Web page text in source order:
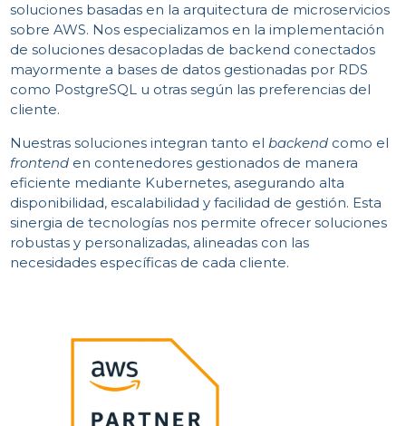
soluciones basadas en la arquitectura de microservicios
sobre AWS. Nos especializamos en la implementación
de soluciones desacopladas de backend conectados
mayormente a bases de datos gestionadas por RDS
como PostgreSQL u otras según las preferencias del
cliente.
Nuestras soluciones integran tanto elbackend como el
frontend en contenedores gestionados de manera
eficiente mediante Kubernetes, asegurando alta
disponibilidad, escalabilidad y facilidad de gestión. Esta
sinergia de tecnologías nos permite ofrecer soluciones
robustas y personalizadas, alineadas con las
necesidades específicas de cada cliente.